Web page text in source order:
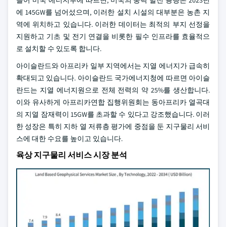
에 145GW를 넘어섰으며, 이러한 설치 시설의 대부분은 농촌 지
역에 위치하고 있습니다. 이러한 데이터는 최적의 부지 선정을
지원하고 기초 및 전기 연결을 비롯한 필수 인프라를 효율적으
로 설치할 수 있도록 합니다.
아이슬란드와 아프리카 일부 지역에서는 지열 에너지가 급속히
확대되고 있습니다. 아이슬란드 국가에너지청에 따르면 아이슬
란드는 지열 에너지원으로 전체 전력의 약 25%를 생산합니다.
이와 유사하게 아프리카연합 집행위원회는 동아프리카 열곡대
의 지열 잠재력이 15GW를 초과할 수 있다고 강조했습니다. 이러
한 성장은 특히 지하 열 저류층 평가에 중점을 둔 지구물리 서비
스에 대한 수요를 높이고 있습니다.
육상 지구물리 서비스 시장 분석